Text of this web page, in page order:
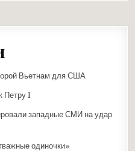
Вьетнам для США
Петру I
западные СМИ на удар
одиночки»